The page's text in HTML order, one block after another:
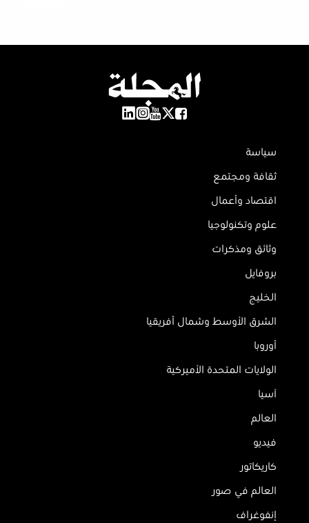
سياسة
ثقافة ومجتمع
اقتصاد وأعمال
علوم وتكنولوجيا
وثائق ومذكرات
بروفايل
الخليج
الشرق الأوسط وشمال أفريقيا
أوروبا
الولايات المتحدة الأميركية
آسيا
العالم
فيديو
كاريكاتور
العالم في صور
إنفوغراف